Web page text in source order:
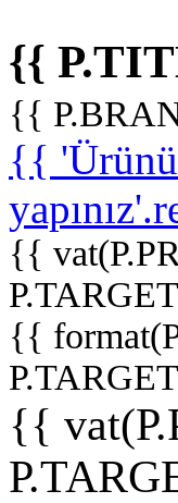
{{
{{
{{
{{
{{
{{